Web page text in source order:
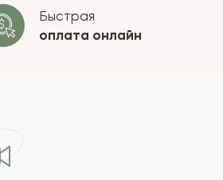
Быстрая
оплата онлайн